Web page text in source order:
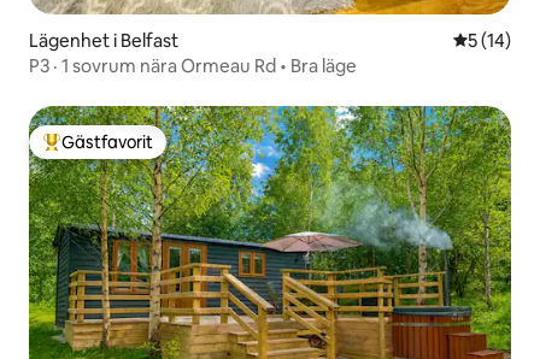
Lägenhet i Belfast 5 av 5 i
5 (14)
P3 · 1 sovrum nära Ormeau Rd • Bra läge
Populär gästfavorit
Gästfavorit